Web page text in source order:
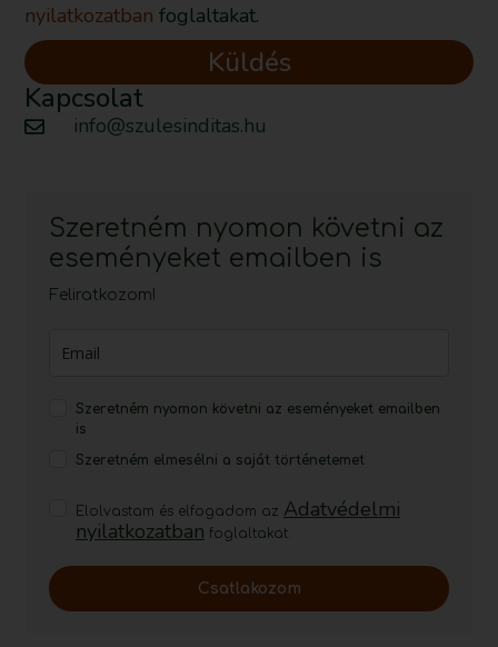
nyilatkozatban foglaltakat.
Küldés
Kapcsolat
info@szulesinditas.hu
Szeretném nyomon követni az
eseményeket emailben is
Feliratkozom!
Szeretném nyomon követni az eseményeket emailben
is
Szeretném elmesélni a saját történetemet
Elolvastam és elfogadom az Adatvédelmi
nyilatkozatban foglaltakat.
Csatlakozom